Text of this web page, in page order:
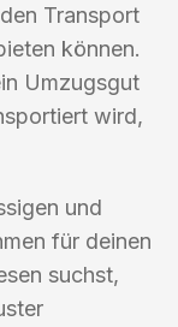
Transport
können.
Umzugsgut
wird,
und
für deinen
suchst,